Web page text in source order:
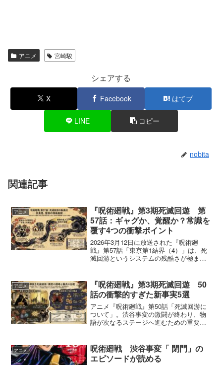
アニメ 宮崎駿
シェアする
X Facebook はてブ
LINE コピー
nobita
関連記事
アニメ
『呪術廻戦』第3期死滅回遊 第
57話：ギャグか、覚醒か？常識を
覆す4つの衝撃ポイント
2026年3月12日に放送された『呪術廻
戦』第57話「東京第1結界（4）」は、死
滅回游というシステムの残酷さが極まる
でした。これまで積み上げられてきたシ
リアスなデスゲー...
アニメ
『呪術廻戦』第3期死滅回遊 50
話の衝撃的すぎた新事実5選
アニメ『呪術廻戦』第50話「死滅回游に
ついて」。渋谷事変の激闘が終わり、物
語が次なるステージへ進むための重要な
が多すぎて頭がパンクしそう…！」と。
そう、今回は物語のキー...
アニメ
呪術廻戦 渋谷事変「 閉門」の
エピソードが読める